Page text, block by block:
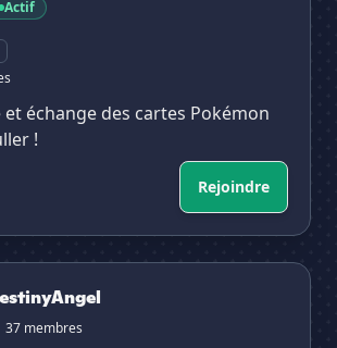
Actif
échange des cartes Pokémon
!
Rejoindre
37 membres